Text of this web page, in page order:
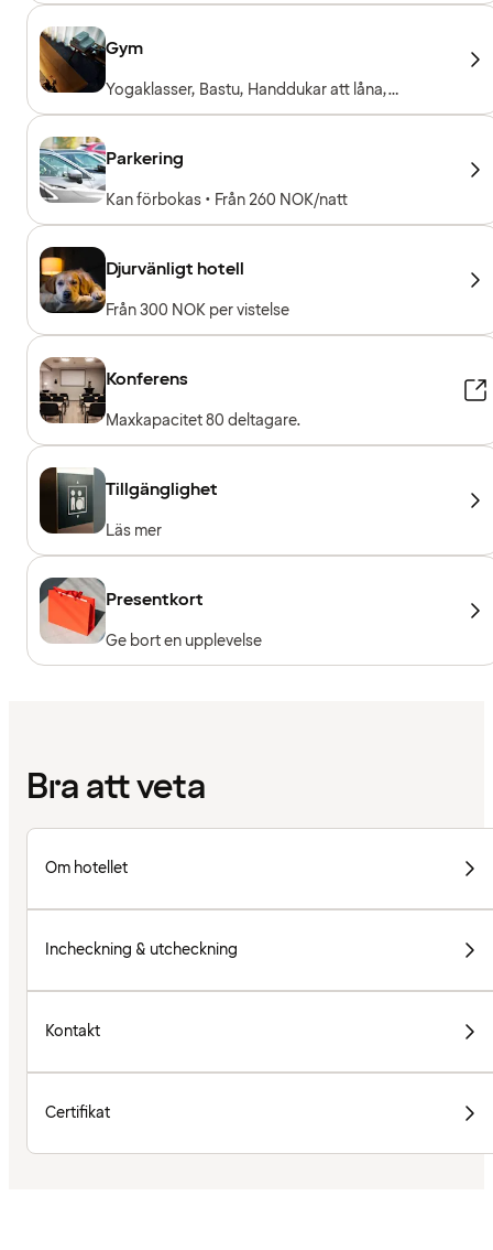
Gym
Yogaklasser, Bastu, Handdukar att låna,
Träningsmaskiner, Konditionsmaskiner, Fria vikter
Parkering
Kan förbokas • Från 260 NOK/natt
Djurvänligt hotell
Från 300 NOK per vistelse
Konferens
Maxkapacitet 80 deltagare.
Tillgänglighet
Läs mer
Presentkort
Ge bort en upplevelse
Bra att veta
Om hotellet
Incheckning & utcheckning
Kontakt
Certifikat